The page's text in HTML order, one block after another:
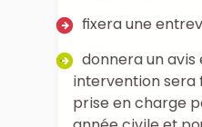
fixera une
donnera un
intervention
prise en charge